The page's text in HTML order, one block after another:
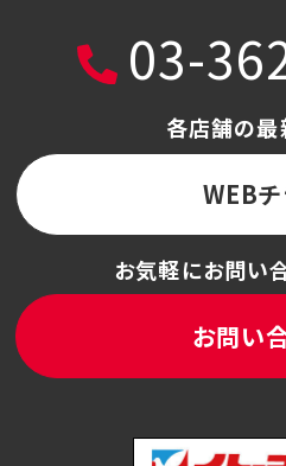
03-
各店舗の最
WEB
お気軽にお問い
お問い